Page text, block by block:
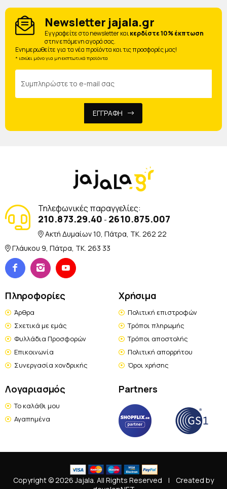
Newsletter jajala.gr
Eγγραφείτε στο newsletter καικερδίστε 10% έκπτωση
στην επόμενη αγορά σας.
Ενημερωθείτε για τα νέα προϊόντα και τις προσφορές μας!
* ισχύει μόνο για μη εκπτωτικά προϊόντα
ΕΓΓΡΑΦΗ
Τηλεφωνικές παραγγελίες:
210.873.29.40 - 2610.875.007
Ακτή Δυμαίων 10, Πάτρα, TK. 262 22
Γλάυκου 9, Πάτρα, TK. 263 33
Πληροφορίες
Άρθρα
Σχετικά με εμάς
Φυλλάδια Προσφορών
Επικοινωνία
Συνεργασία χονδρικής
Χρήσιμα
Πολιτική επιστροφών
Τρόποι πληρωμής
Τρόποι αποστολής
Πολιτική απορρήτου
Όροι χρήσης
Λογαριασμός
Το καλάθι μου
Αγαπημένα
Partners
Copyright © 2026 Jajala. All Rights Reserved |
Created by